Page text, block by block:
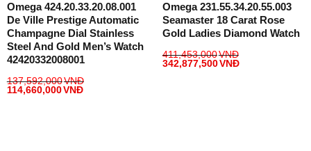
Omega 424.20.33.20.08.001
De Ville Prestige Automatic
Champagne Dial Stainless
Steel And Gold Men’s Watch
42420332008001
137,592,000VNĐ
114,660,000VNĐ
Omega 231.55.34.20.55.003
Seamaster 18 Carat Rose
Gold Ladies Diamond Watch
411,453,000VNĐ
342,877,500VNĐ